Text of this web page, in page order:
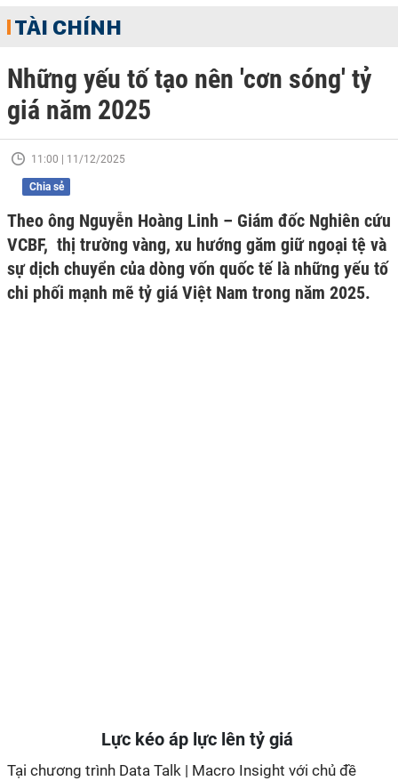
TÀI CHÍNH
Những yếu tố tạo nên 'cơn sóng' tỷ
giá năm 2025
11:00 | 11/12/2025
Chia sẻ
Theo ông Nguyễn Hoàng Linh – Giám đốc Nghiên cứu
VCBF, thị trường vàng, xu hướng găm giữ ngoại tệ và
sự dịch chuyển của dòng vốn quốc tế là những yếu tố
chi phối mạnh mẽ tỷ giá Việt Nam trong năm 2025.
Lực kéo áp lực lên tỷ giá
Tại chương trình Data Talk | Macro Insight với chủ đề